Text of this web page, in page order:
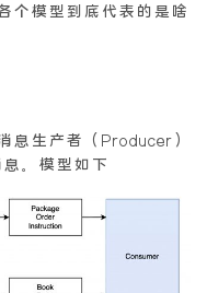
个模型到底代表的是啥
息生产者（Producer）
。模型如下